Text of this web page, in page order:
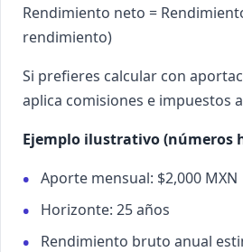
Rendimiento neto =
rendimiento)
Si prefieres calcular con
aplica comisiones e impuestos
Ejemplo ilustrativo (números
Aporte mensual: $2,000 MXN
Horizonte: 25 años
Rendimiento bruto anual